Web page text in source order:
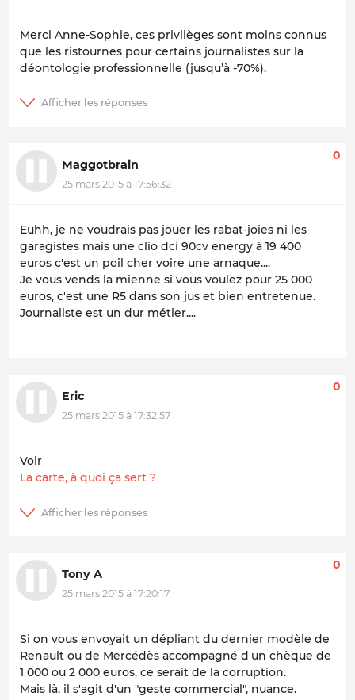
Merci Anne-Sophie, ces privilèges sont moins connus
que les ristournes pour certains journalistes sur la
déontologie professionnelle (jusqu’à -70%).
Maggotbrain
25 mars 2015 à 17:56:32
0
Euhh, je ne voudrais pas jouer les rabat-joies ni les
garagistes mais une clio dci 90cv energy à 19 400
euros c'est un poil cher voire une arnaque....
Je vous vends la mienne si vous voulez pour 25 000
euros, c'est une R5 dans son jus et bien entretenue.
Journaliste est un dur métier....
Eric
25 mars 2015 à 17:32:57
0
Voir
La carte, à quoi ça sert ?
Tony A
25 mars 2015 à 17:20:17
0
Si on vous envoyait un dépliant du dernier modèle de
Renault ou de Mercédès accompagné d'un chèque de
1 000 ou 2 000 euros, ce serait de la corruption.
Mais là, il s'agit d'un "geste commercial", nuance.